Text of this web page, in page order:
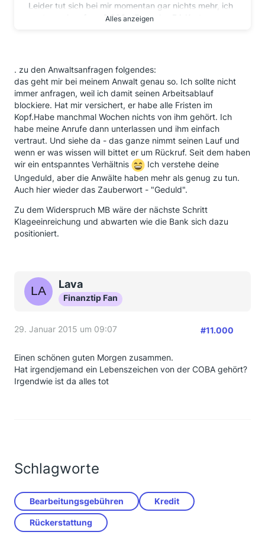
Leider tut sich bei mir momentan gar nichts mehr, ich
warte noch auf ca. 2.600,- Euro plus RA Kosten,
eine Mail pro Woche nicht " andauernd " ist, aber ich
bin ja auch nicht der einzige Mandant der Kanzlei.
Leider hat die Deutsche Bank wohl am letzten Tag
der Frist Widerspruch gegen den Mahnbescheid
eingelegt, jetzt weiß ich nicht, was ich weiter
unternehmen soll.
Erneute Fristsetzung, danach wieder einen
Mahnbescheid wegen des fehlenden
Teilbetrages....?????
Alles anzeigen
. zu den Anwaltsanfragen folgendes:
das geht mir bei meinem Anwalt genau so. Ich sollte nicht
immer anfragen, weil ich damit seinen Arbeitsablauf
blockiere. Hat mir versichert, er habe alle Fristen im
Kopf.Habe manchmal Wochen nichts von ihm gehört. Ich
habe meine Anrufe dann unterlassen und ihm einfach
vertraut. Und siehe da - das ganze nimmt seinen Lauf und
wenn er was wissen will bittet er um Rückruf. Seit dem haben
wir ein entspanntes Verhältnis
Ich verstehe deine
Ungeduld, aber die Anwälte haben mehr als genug zu tun.
Auch hier wieder das Zauberwort - "Geduld".
Zu dem Widerspruch MB wäre der nächste Schritt
Klageeinreichung und abwarten wie die Bank sich dazu
positioniert.
Lava
Finanztip Fan
29. Januar 2015 um 09:07 #11.000
Einen schönen guten Morgen zusammen.
Hat irgendjemand ein Lebenszeichen von der COBA gehört?
Irgendwie ist da alles tot
Schlagworte
Bearbeitungsgebühren Kredit
Rückerstattung